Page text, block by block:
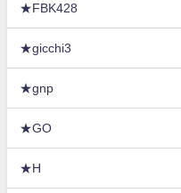
★FBK428
★gicchi3
★gnp
★GO
★H